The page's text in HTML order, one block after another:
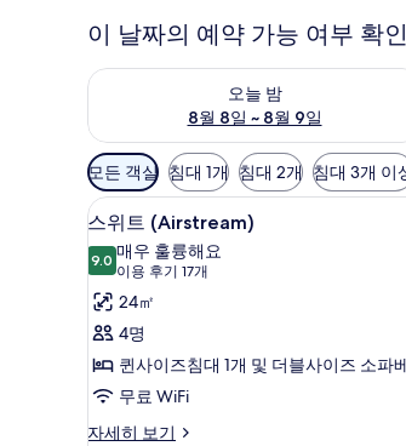
이 날짜의 예약 가능 여부 확인
오늘 밤
8월 8일 ~ 8월 9일
오늘 밤 예약 가능 여부 확인, 8월 8일
객
실
에
사
용
가
능
필
터
모든 객실 침대 1개 침대 2개 침대 3개 이
스
위
트
(Airstream)
사
진
모
두
고급 침구,
7
스위트 (Airstream)
9.09.0점 만점 중 10점
매우 훌륭해요
이용 후기 17개
(이
용
후
기
17
개)
24㎡
4명
퀸사이즈침대 1개 및 더블사이즈 소파
무료 WiFi
자세히 보기
스